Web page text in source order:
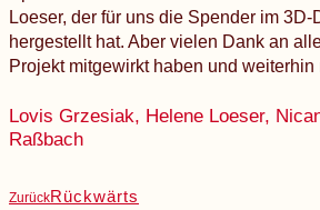
Loeser, der für uns die Spender im 3D-
hergestellt hat. Aber vielen Dank an
Projekt mitgewirkt haben und weiterhin
Lovis Grzesiak, Helene Loeser,
Raßbach
ZurückRückwärts